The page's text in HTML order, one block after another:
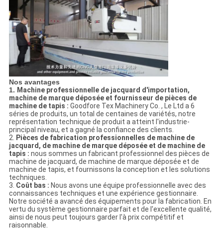
Nos avantages
1. Machine professionnelle de jacquard d'importation,
machine de marque déposée et fournisseur de pièces de
machine de tapis : Goodfore Tex Machinery Co. , Le Ltd a 6
séries de produits, un total de centaines de variétés, notre
représentation technique de produit a atteint l'industrie-
principal niveau, et a gagné la confiance des clients.
2.
Pièces de fabrication professionnelles de machine de
jacquard, de machine de marque déposée et de machine de
tapis : nous sommes un fabricant professionnel des pièces de
machine de jacquard, de machine de marque déposée et de
machine de tapis, et fournissons la conception et les solutions
techniques.
3. Coût bas : Nous avons une équipe professionnelle avec des
connaissances techniques et une expérience gestionnaire.
Notre société a avancé des équipements pour la fabrication. En
vertu du système gestionnaire parfait et de l'excellente qualité,
ainsi de nous peut toujours garder l'à prix compétitif et
raisonnable.